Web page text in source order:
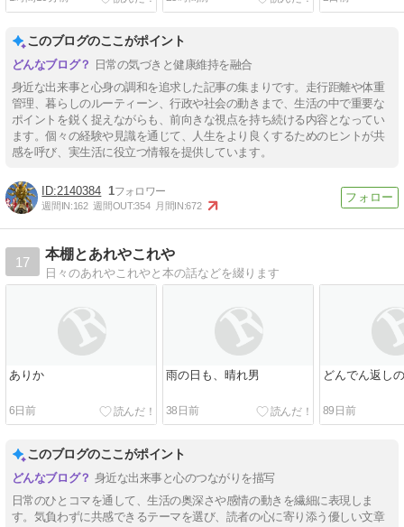
このブログのここがポイント
日常の気づきと健康維持を融合
身近な出来事と心身の調和を追求した記事の集まりです。走行距離や体重
管理、暮らしのルーティーン、行政や社会の動きまで、生活の中で重要な
ポイントを鋭く捉えながらも、前向きな視点を持ち続ける内容となってい
ます。個々の経験や見識を通じて、人生をより良くするためのヒントが共
感を呼び、実生活に役立つ情報を提供しています。
2140384 1
週間IN:162 週間OUT:354 月間IN:672
17
本棚とあれやこれや
日々のあれやこれやと本の話などを綴ります
ありか
6日前
雨の日も、晴れ男
38日前
どんでん返し
89日前
このブログのここがポイント
身近な出来事と心のつながりを描写
日常のひとコマを通して、生活の奥深さや感情の動きを繊細に表現しま
す。気負わずに共感できるテーマを選び、読者の心に寄り添う優しい文章